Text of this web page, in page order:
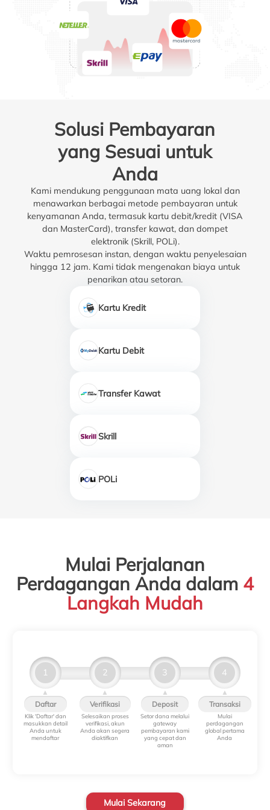
Solusi Pembayaran
yang Sesuai untuk
Anda
Kami mendukung penggunaan mata uang lokal dan
menawarkan berbagai metode pembayaran untuk
kenyamanan Anda, termasuk kartu debit/kredit (VISA
dan MasterCard), transfer kawat, dan dompet
elektronik (Skrill, POLi).
Waktu pemrosesan instan, dengan waktu penyelesaian
hingga 12 jam. Kami tidak mengenakan biaya untuk
penarikan atau setoran.
Kartu Kredit
Kartu Debit
Transfer Kawat
Skrill
POLi
Mulai Perjalanan
Perdagangan Anda dalam 4
Langkah Mudah
1
▲
Daftar
Klik 'Daftar' dan
masukkan detail
Anda untuk
mendaftar
2
▲
Verifikasi
Selesaikan proses
verifikasi, akun
Anda akan segera
diaktifkan
3
▲
Deposit
Setor dana melalui
gateway
pembayaran kami
yang cepat dan
aman
4
▲
Transaksi
Mulai
perdagangan
global pertama
Anda
Mulai Sekarang